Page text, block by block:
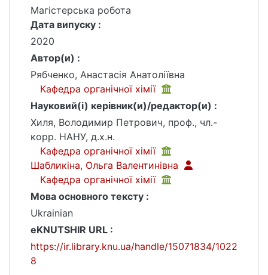
Магістерська робота
Дата випуску :
2020
Автор(и) :
Рябченко, Анастасія Анатоліївна
Кафедра органічної хімії
Науковий(і) керівник(и)/редактор(и) :
Хиля, Володимир Петрович, проф., чл.-
корр. НАНУ, д.х.н.
Кафедра органічної хімії
Шабликіна, Ольга Валентинівна
Кафедра органічної хімії
Мова основного тексту :
Ukrainian
eKNUTSHIR URL :
https://ir.library.knu.ua/handle/15071834/1022
8